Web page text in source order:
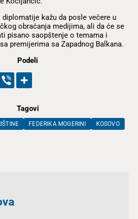
kažu da posle večere u
obraćanja medijima, ali da će se
pisano saopštenje o temama i
premijerima sa Zapadnog Balkana.
Podeli
Tagovi
FEDERIKA MOGERINI
KOSOVO